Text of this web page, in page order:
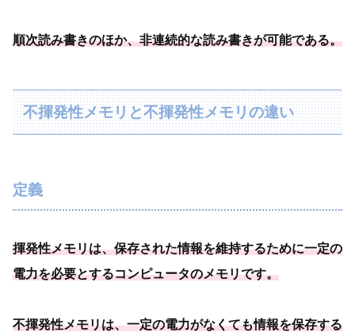
順次読み書きのほか、非連続的な読み書きが可能である。
不揮発性メモリと不揮発性メモリの違い
定義
揮発性メモリは、保存された情報を維持するために一定の
電力を必要とするコンピュータのメモリです。
不揮発性メモリは、一定の電力がなくても情報を保存する